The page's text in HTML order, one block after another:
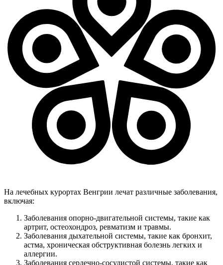
На лечебных курортах Венгрии лечат различные заболевания,
включая:
Заболевания опорно-двигательной системы, такие как
артрит, остеохондроз, ревматизм и травмы.
Заболевания дыхательной системы, такие как бронхит,
астма, хроническая обструктивная болезнь легких и
аллергии.
Заболевания сердечно-сосудистой системы, такие как